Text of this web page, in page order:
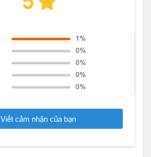
1%
0%
0%
0%
0%
Viết cảm nhận của bạn